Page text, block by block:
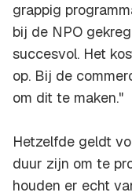
grappig
bij de NPO
succesvol. Het
op. Bij de
om dit te maken."
Hetzelfde geldt
duur zijn om te
houden er echt